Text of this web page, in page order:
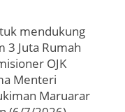
mendukung
3 Juta Rumah
OJK
Menteri
Maruarar